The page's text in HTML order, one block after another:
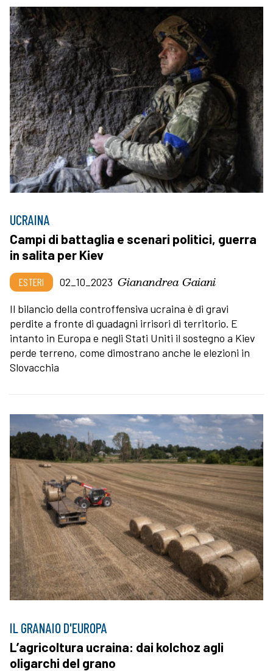
UCRAINA
Campi di battaglia e scenari politici, guerra
in salita per Kiev
ESTERI 02_10_2023 Gianandrea Gaiani
Il bilancio della controffensiva ucraina è di gravi
perdite a fronte di guadagni irrisori di territorio. E
intanto in Europa e negli Stati Uniti il sostegno a Kiev
perde terreno, come dimostrano anche le elezioni in
Slovacchia
IL GRANAIO D'EUROPA
L’agricoltura ucraina: dai kolchoz agli
oligarchi del grano